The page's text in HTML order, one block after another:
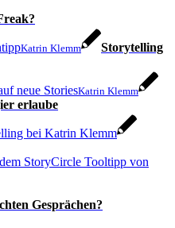
Katrin Klemm
Storytelling
Katrin Klemm
erlaube
Gesprächen?